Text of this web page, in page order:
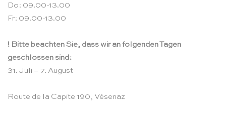
Do: 09.00-13.00
Fr: 09.00-13.00
! Bitte beachten Sie, dass wir an folgenden Tagen
geschlossen sind:
31. Juli – 7. August
Route de la Capite 190, Vésenaz